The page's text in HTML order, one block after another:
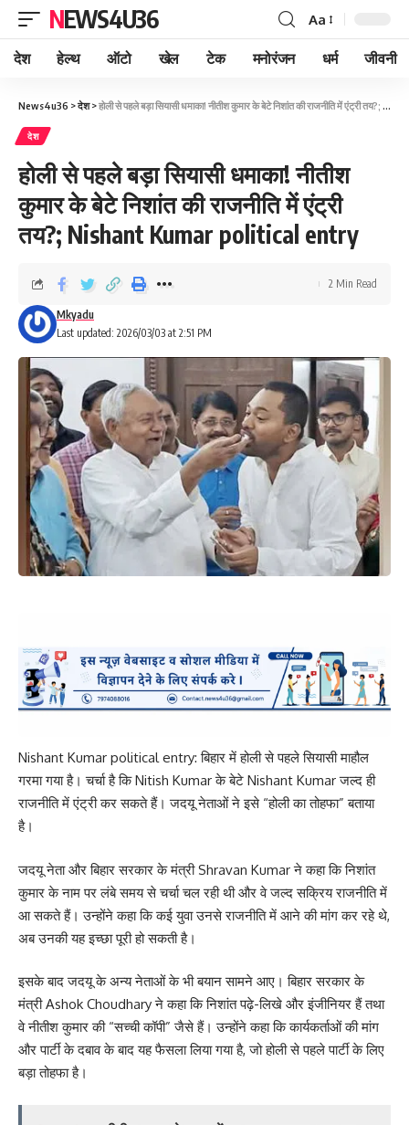
NEWS4U36 Aa
देश हेल्थ ऑटो खेल टेक मनोरंजन धर्म जीवनी
News4u36 >देश>होली से पहले बड़ा सियासी धमाका! नीतीश कुमार के बेटे निशांत की राजनीति में एंट्री तय?; Nishant Kumar political entry
देश
होली से पहले बड़ा सियासी धमाका! नीतीश
कुमार के बेटे निशांत की राजनीति में एंट्री
तय?; Nishant Kumar political entry
Last updated: 2026/03/03 at 2:51 PM
Mkyadu
2 Min Read
Nishant Kumar political entry: बिहार में होली से पहले सियासी माहौल
गरमा गया है। चर्चा है कि Nitish Kumar के बेटे Nishant Kumar जल्द ही
राजनीति में एंट्री कर सकते हैं। जदयू नेताओं ने इसे “होली का तोहफा” बताया
है।
जदयू नेता और बिहार सरकार के मंत्री Shravan Kumar ने कहा कि निशांत
कुमार के नाम पर लंबे समय से चर्चा चल रही थी और वे जल्द सक्रिय राजनीति में
आ सकते हैं। उन्होंने कहा कि कई युवा उनसे राजनीति में आने की मांग कर रहे थे,
अब उनकी यह इच्छा पूरी हो सकती है।
इसके बाद जदयू के अन्य नेताओं के भी बयान सामने आए। बिहार सरकार के
मंत्री Ashok Choudhary ने कहा कि निशांत पढ़े-लिखे और इंजीनियर हैं तथा
वे नीतीश कुमार की “सच्ची कॉपी” जैसे हैं। उन्होंने कहा कि कार्यकर्ताओं की मांग
और पार्टी के दबाव के बाद यह फैसला लिया गया है, जो होली से पहले पार्टी के लिए
बड़ा तोहफा है।